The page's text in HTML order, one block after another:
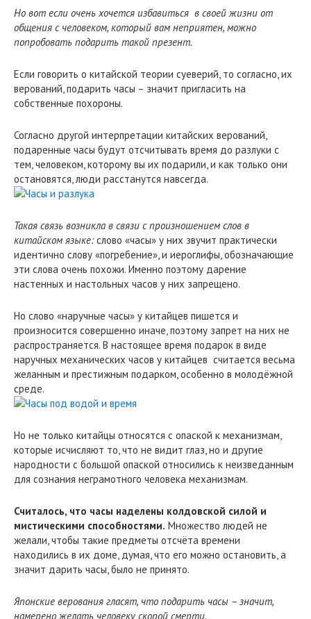
Но вот если очень хочется избавиться в своей жизни от
общения с человеком, который вам неприятен, можно
попробовать подарить такой презент.
Если говорить о китайской теории суеверий, то согласно, их
верований, подарить часы – значит пригласить на
собственные похороны.
Согласно другой интерпретации китайских верований,
подаренные часы будут отсчитывать время до разлуки с
тем, человеком, которому вы их подарили, и как только они
остановятся, люди расстанутся навсегда.
Такая связь возникла в связи с произношением слов в
китайском языке:слово «часы» у них звучит практически
идентично слову «погребение», и иероглифы, обозначающие
эти слова очень похожи. Именно поэтому дарение
настенных и настольных часов у них запрещено.
Но слово «наручные часы» у китайцев пишется и
произносится совершенно иначе, поэтому запрет на них не
распространяется. В настоящее время подарок в виде
наручных механических часов у китайцев считается весьма
желанным и престижным подарком, особенно в молодёжной
среде.
Но не только китайцы относятся с опаской к механизмам,
которые исчисляют то, что не видит глаз, но и другие
народности с большой опаской относились к неизведанным
для сознания неграмотного человека механизмам.
Считалось, что часы наделены колдовской силой и
мистическими способностями. Множество людей не
желали, чтобы такие предметы отсчёта времени
находились в их доме, думая, что его можно остановить, а
значит дарить часы, было не принято.
Японские верования гласят, что подарить часы – значит,
намерено желать человеку скорой смерти.